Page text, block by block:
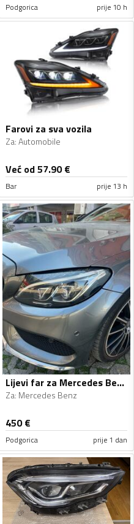
Podgorica prije 10 h
Farovi za sva vozila
Za:Automobile
Već od 57.90€
Bar prije 13 h
Lijevi far za Mercedes Benz - 2015-2019
Za: Mercedes Benz
450€
Podgorica prije 1 dan